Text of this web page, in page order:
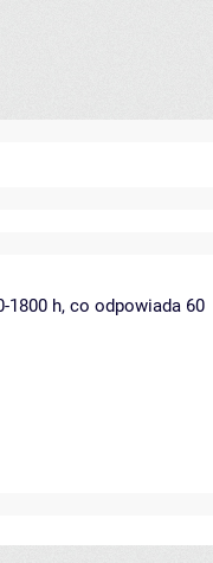
1800 h, co odpowiada 60